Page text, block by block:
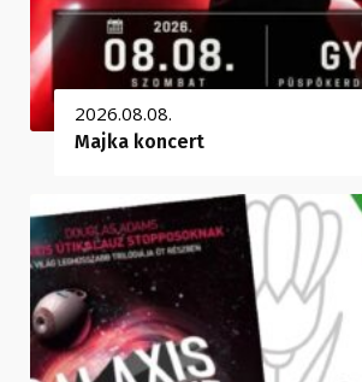
2026.08.08.
Majka koncert